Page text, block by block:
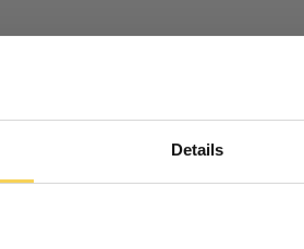
Details
€5,- korting!
€5,- welkomstkorting!